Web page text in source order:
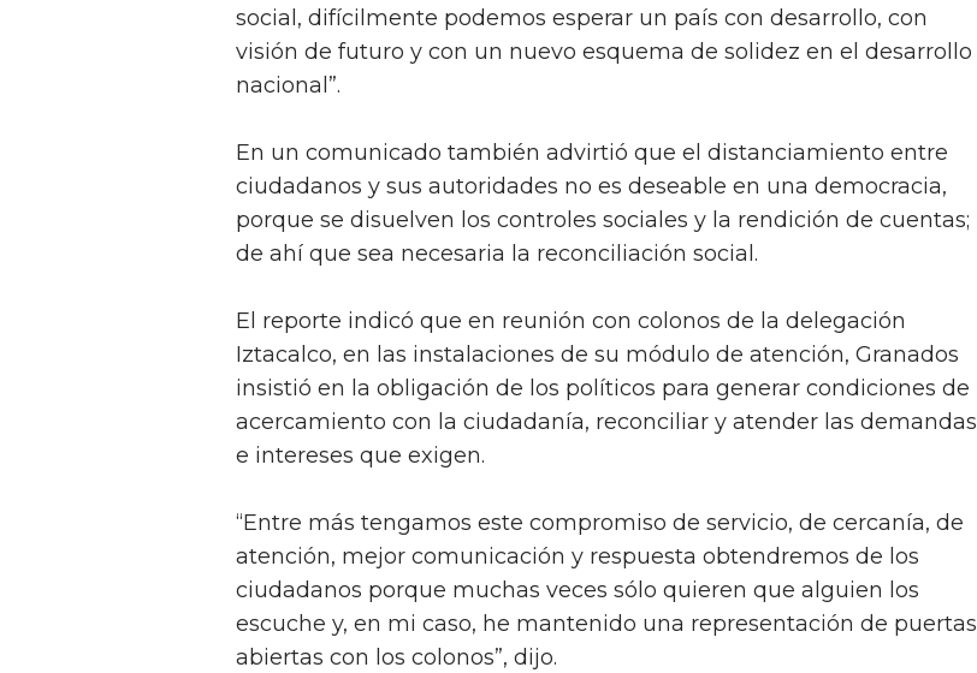
social, difícilmente podemos esperar un país con desarrollo, con
visión de futuro y con un nuevo esquema de solidez en el desarrollo
nacional”.
En un comunicado también advirtió que el distanciamiento entre
ciudadanos y sus autoridades no es deseable en una democracia,
porque se disuelven los controles sociales y la rendición de cuentas;
de ahí que sea necesaria la reconciliación social.
El reporte indicó que en reunión con colonos de la delegación
Iztacalco, en las instalaciones de su módulo de atención, Granados
insistió en la obligación de los políticos para generar condiciones de
acercamiento con la ciudadanía, reconciliar y atender las demandas
e intereses que exigen.
“Entre más tengamos este compromiso de servicio, de cercanía, de
atención, mejor comunicación y respuesta obtendremos de los
ciudadanos porque muchas veces sólo quieren que alguien los
escuche y, en mi caso, he mantenido una representación de puertas
abiertas con los colonos”, dijo.